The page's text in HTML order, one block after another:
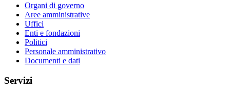
Organi di governo
Aree amministrative
Uffici
Enti e fondazioni
Politici
Personale amministrativo
Documenti e dati
Servizi